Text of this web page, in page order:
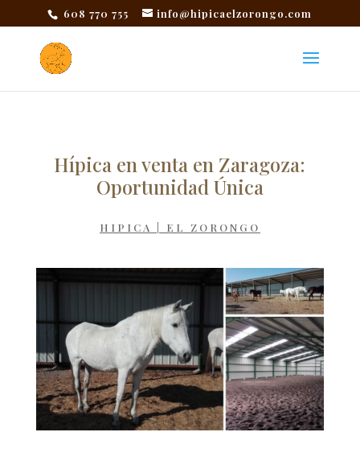
608 770 755 info@hipicaelzorongo.com
Hípica en venta en Zaragoza:
Oportunidad Única
HIPICA | EL ZORONGO